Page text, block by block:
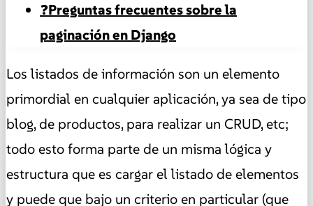
❓Preguntas frecuentes sobre la
paginación en Django
Los listados de información son un elemento
primordial en cualquier aplicación, ya sea de tipo
blog, de productos, para realizar un CRUD, etc;
todo esto forma parte de un misma lógica y
estructura que es cargar el listado de elementos
y puede que bajo un criterio en particular (que